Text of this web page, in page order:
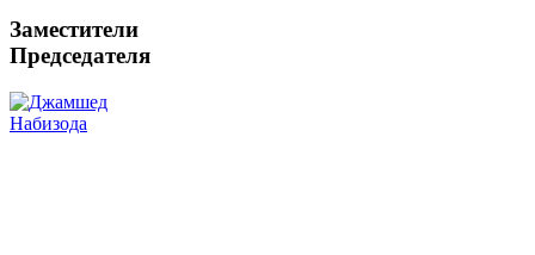
Заместители
Председателя